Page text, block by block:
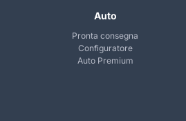
Auto
Pronta consegna
Configuratore
Auto Premium